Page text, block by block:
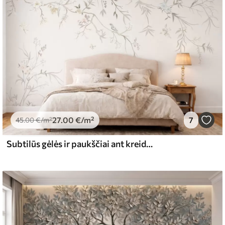
€/m²
and Stick
48.99€/m²
45.00€/m²27.00 €/m² 7
Subtilūs gėlės ir paukščiai ant kreidos fono